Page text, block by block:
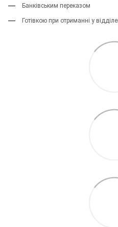
Банківським переказом
Готівкою при отриманні у